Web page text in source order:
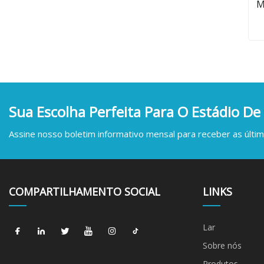
Sua Escolha Perfeita Para O Estádio
Assine nosso boletim informativo mensal para receber as
COMPARTILHAMENTO SOCIAL LINKS
Lar
Sobre nós